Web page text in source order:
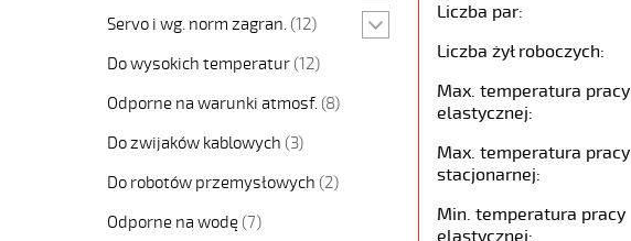
Servo i wg. norm zagran. (12)
Do wysokich temperatur (12)
Odporne na warunki atmosf. (8)
Do zwijaków kablowych (3)
Do robotów przemysłowych (2)
Odporne na wodę (7)
Liczba par:
Liczba żył roboczych:
Max. temperatura pracy
elastycznej:
Max. temperatura pracy
stacjonarnej:
Min. temperatura pracy